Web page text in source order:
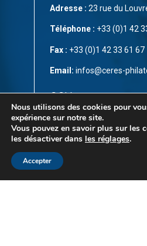
Adresse : 23 rue du
Téléphone : +33 (0)1 42
Fax : +33 (0)1 42 33 61 67
Email: infos@ceres-
CGV
Mentions légales
Contact
Nous utilisons des cookies pour
expérience sur notre site.
Vous pouvez en savoir plus sur les
les désactiver dans les réglages.
Accepter